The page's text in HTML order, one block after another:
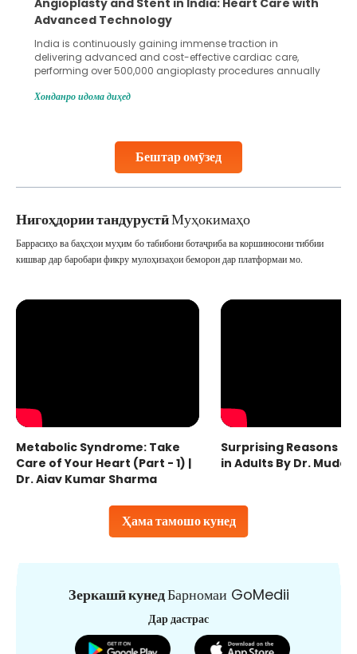
Бештар омӯзед
5 Essential Steps for Effective Human Sperm
Collection and Processing Methods
Human sperm collection and processing are critical steps
in advanced reproductive techniques like In Vitro
Fertilization (IVF) and intrauterine insemination (IUI). These
challenges and help couples achieve their dream of
collected, they process the
Хонданро идома диҳед
Нигоҳдории тандурустӣМуҳокимаҳо
Ҳама тамошо кунед
Баррасиҳо ва баҳсҳои муҳим бо табибони ботаҷриба ва коршиносони тиббии
кишвар дар баробари фикру мулоҳизаҳои беморон дар платформаи мо.
Metabolic Syndrome: Take
Care of Your Heart (Part - 1) |
Dr. Ajay Kumar Sharma
Surprising Reasons
in Adults By Dr.
Зеркашӣ кунедБарномаи GoMedii
Дар дастрас